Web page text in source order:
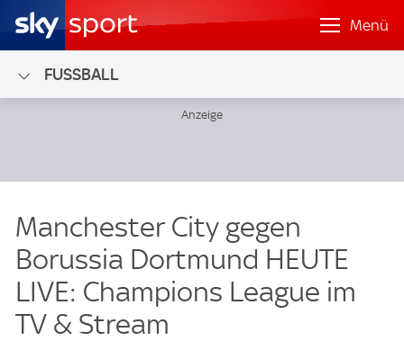
Menü
FUSSBALL
Manchester City gegen
Borussia Dortmund HEUTE
LIVE: Champions League im
TV & Stream